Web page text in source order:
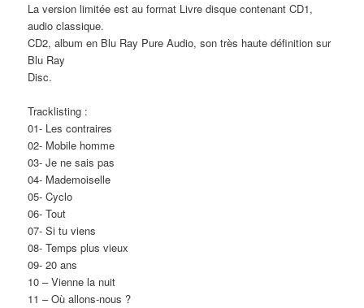
La version limitée est au format Livre disque contenant CD1,
audio classique.
CD2, album en Blu Ray Pure Audio, son très haute définition sur
Blu Ray
Disc.
Tracklisting :
01- Les contraires
02- Mobile homme
03- Je ne sais pas
04- Mademoiselle
05- Cyclo
06- Tout
07- Si tu viens
08- Temps plus vieux
09- 20 ans
10 – Vienne la nuit
11 – Où allons-nous ?